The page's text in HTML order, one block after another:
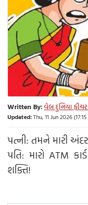
Written By:વેબ દુનિયા ફીચર
Updated:Thu, 11 Jun 2026 (17:15
પત્ની: તમને મારી
પતિ: મારો ATM
શક્તિ!